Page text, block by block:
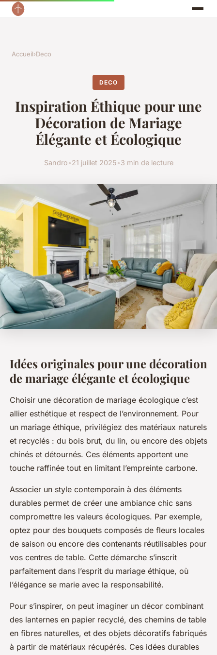
Accueil›Deco
DECO
Inspiration Éthique pour une
Décoration de Mariage
Élégante et Écologique
Sandro•21 juillet 2025•3 min de lecture
Idées originales pour une décoration
de mariage élégante et écologique
Choisir une décoration de mariage écologique c’est
allier esthétique et respect de l’environnement. Pour
un mariage éthique, privilégiez des matériaux naturels
et recyclés : du bois brut, du lin, ou encore des objets
chinés et détournés. Ces éléments apportent une
touche raffinée tout en limitant l’empreinte carbone.
Associer un style contemporain à des éléments
durables permet de créer une ambiance chic sans
compromettre les valeurs écologiques. Par exemple,
optez pour des bouquets composés de fleurs locales
de saison ou encore des contenants réutilisables pour
vos centres de table. Cette démarche s’inscrit
parfaitement dans l’esprit du mariage éthique, où
l’élégance se marie avec la responsabilité.
Pour s’inspirer, on peut imaginer un décor combinant
des lanternes en papier recyclé, des chemins de table
en fibres naturelles, et des objets décoratifs fabriqués
à partir de matériaux récupérés. Ces idées durables